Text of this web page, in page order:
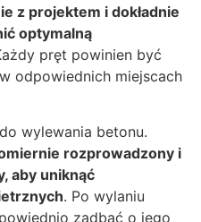
z projektem i dokładnie
optymalną
pręt powinien być
odpowiednich miejscach
wylewania betonu.
rozprowadzony i
aby uniknąć
. Po wylaniu
zadbać o jego